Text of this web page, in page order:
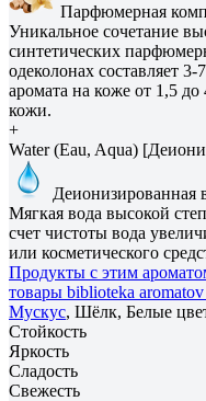
Парфюмерная
Уникальное сочетание
синтетических
одеколонах составляет 3-
аромата на коже от 1,5 до
кожи.
+
Water (Eau, Aqua)
Деионизированная
Мягкая вода высокой
счет чистоты вода
или косметического
Продукты с этим
товары biblioteka
Мускус, Шёлк, Белые
Стойкость
Яркость
Сладость
Свежесть